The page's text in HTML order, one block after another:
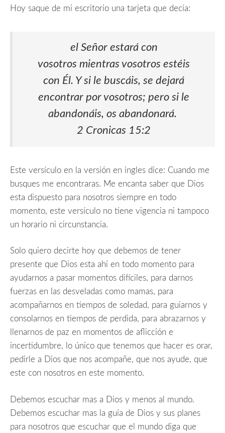
Hoy saque de mi escritorio una tarjeta que decía:
el Señor estará con
vosotros mientras vosotros estéis
con Él. Y si le buscáis, se dejará
encontrar por vosotros; pero si le
abandonáis, os abandonará.
2 Cronicas 15:2
Este versículo en la versión en ingles dice: Cuando me
busques me encontraras. Me encanta saber que Dios
esta dispuesto para nosotros siempre en todo
momento, este versículo no tiene vigencia ni tampoco
un horario ni circunstancia.
Solo quiero decirte hoy que debemos de tener
presente que Dios esta ahí en todo momento para
ayudarnos a pasar momentos difíciles, para darnos
fuerzas en las desveladas como mamas, para
acompañarnos en tiempos de soledad, para guiarnos y
consolarnos en tiempos de perdida, para abrazarnos y
llenarnos de paz en momentos de aflicción e
incertidumbre, lo único que tenemos que hacer es orar,
pedirle a Dios que nos acompañe, que nos ayude, que
este con nosotros en este momento.
Debemos escuchar mas a Dios y menos al mundo.
Debemos escuchar mas la guía de Dios y sus planes
para nosotros que escuchar que el mundo diga que